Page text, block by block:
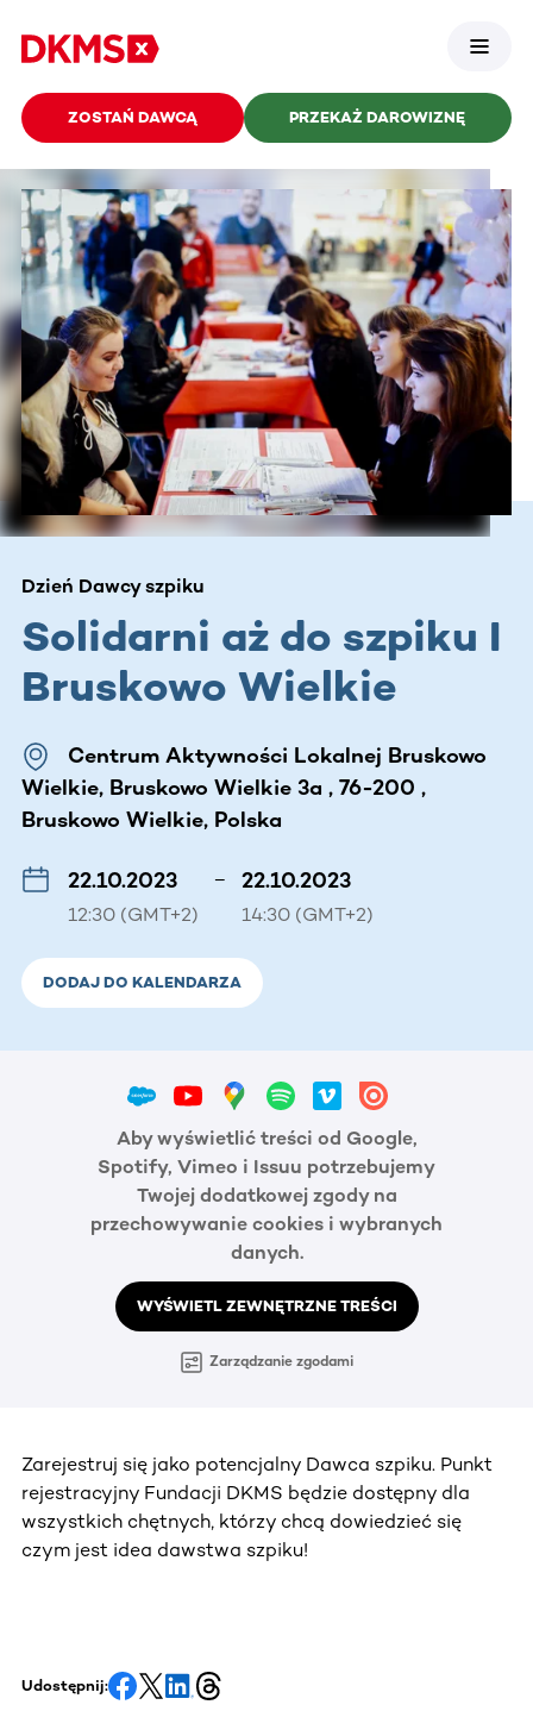
ZOSTAŃ DAWCĄ PRZEKAŻ DAROWIZNĘ
Dzień Dawcy szpiku
Solidarni aż do szpiku I
Bruskowo Wielkie
Centrum Aktywności Lokalnej Bruskowo
Wielkie, Bruskowo Wielkie 3a , 76-200 ,
Bruskowo Wielkie, Polska
22.10.2023
12:30 (GMT+2)
– 22.10.2023
14:30 (GMT+2)
DODAJ DO KALENDARZA
Aby wyświetlić treści od Google,
Spotify, Vimeo i Issuu potrzebujemy
Twojej dodatkowej zgody na
przechowywanie cookies i wybranych
danych.
WYŚWIETL ZEWNĘTRZNE TREŚCI
Zarządzanie zgodami
Zarejestruj się jako potencjalny Dawca szpiku. Punkt
rejestracyjny Fundacji DKMS będzie dostępny dla
wszystkich chętnych, którzy chcą dowiedzieć się
czym jest idea dawstwa szpiku!
Udostępnij: